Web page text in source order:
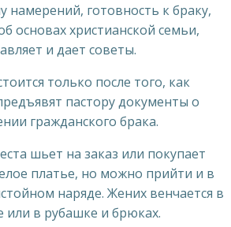
намерений, готовность к браку,
основах христианской семьи,
и дает советы.
только после того, как
пастору документы о
гражданского брака.
шьет на заказ или покупает
платье, но можно прийти и в
наряде. Жених венчается в
или в рубашке и брюках.